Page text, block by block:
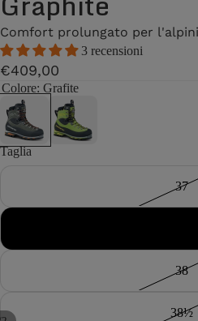
Comfort prolungato per
3 recensioni
€409,00
Colore: Grafite
Taglia
37
38
38½